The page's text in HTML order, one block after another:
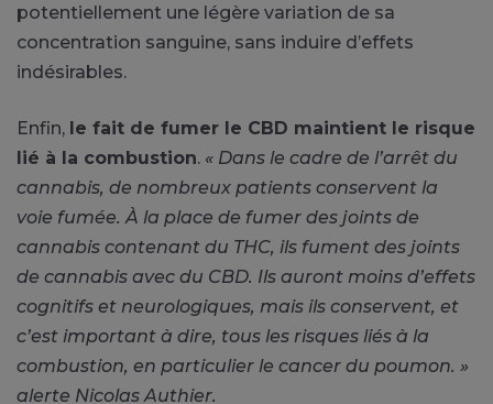
potentiellement une légère variation de sa
concentration sanguine, sans induire d’effets
indésirables.
Enfin, le fait de fumer le CBD maintient le risque
lié à la combustion. « Dans le cadre de l’arrêt du
cannabis, de nombreux patients conservent la
voie fumée. À la place de fumer des joints de
cannabis contenant du THC, ils fument des joints
de cannabis avec du CBD. Ils auront moins d’effets
cognitifs et neurologiques, mais ils conservent, et
c’est important à dire, tous les risques liés à la
combustion, en particulier le cancer du poumon. »
alerte Nicolas Authier.